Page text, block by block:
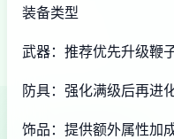
装备类型
武器：推荐优先升级鞭
防具：强化满级后再进
饰品：提供额外属性加